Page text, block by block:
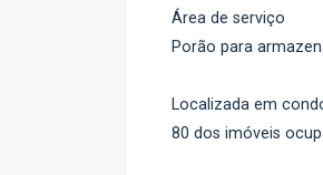
Área de serviço
Porão para
Localizada em
80 dos imóveis